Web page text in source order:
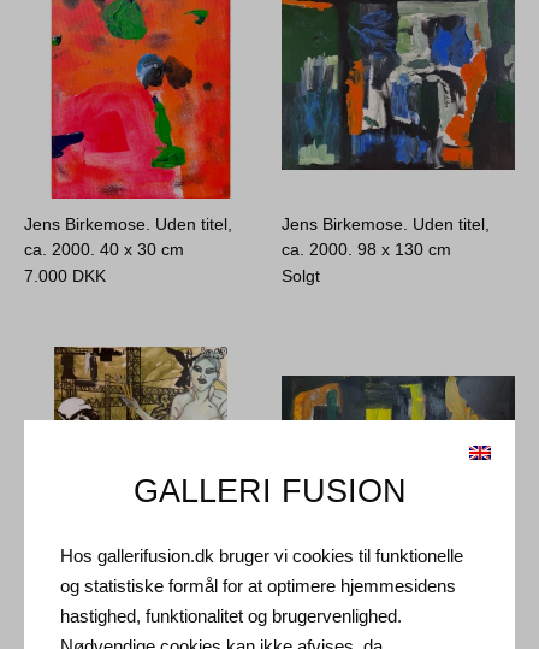
Jens Birkemose. Uden titel,
ca. 2000.40 x 30 cm
7.000 DKK
Jens Birkemose. Uden titel,
ca. 2000.98 x 130 cm
Solgt
Karen Kjær Laursen. Berliner
engel, 2004.
195 x 146 cm
Jens Birkemose. Uden titel,
ca. 2000.
98 x 130 cm
GALLERI FUSION
Hos gallerifusion.dk bruger vi cookies til funktionelle
og statistiske formål for at optimere hjemmesidens
hastighed, funktionalitet og brugervenlighed.